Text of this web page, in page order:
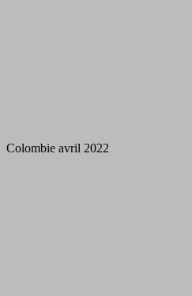
Colombie avril 2022